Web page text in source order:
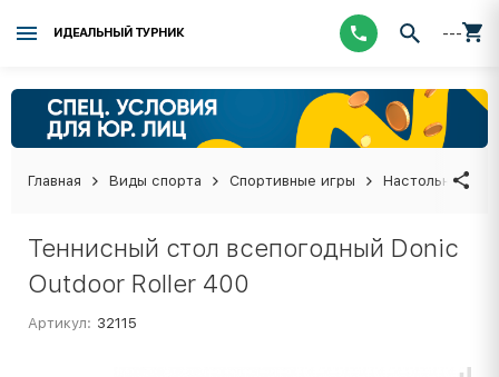
ИДЕАЛЬНЫЙ ТУРНИК ---
Главная Виды спорта Спортивные игры Настольный
Теннисный стол всепогодный Donic
Outdoor Roller 400
Артикул: 32115